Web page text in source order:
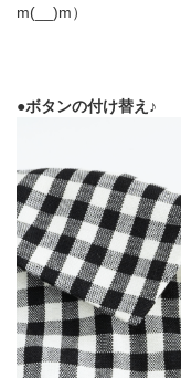
m(__)m）
●ボタンの付け替え♪